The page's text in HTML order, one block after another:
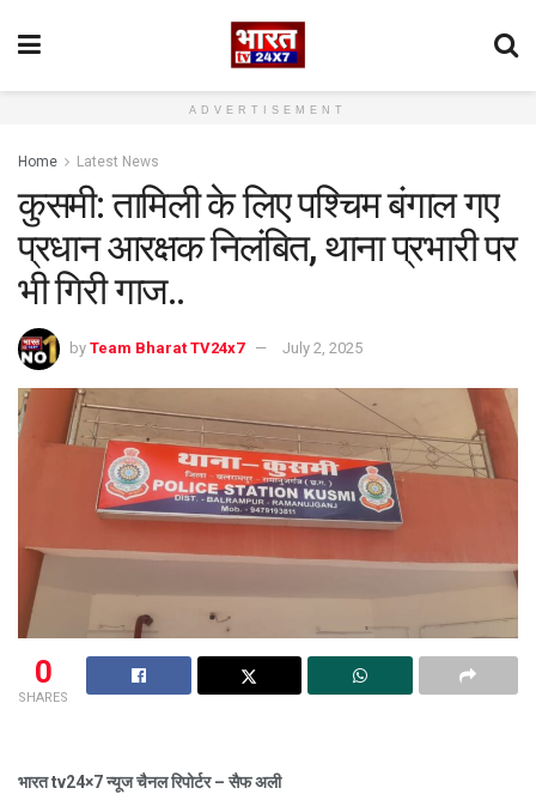
ADVERTISEMENT
Home Latest News
कुसमी: तामिली के लिए पश्चिम बंगाल गए
प्रधान आरक्षक निलंबित, थाना प्रभारी पर
भी गिरी गाज..
by Team Bharat TV24x7 July 2, 2025
0
SHARES
भारत tv24×7 न्यूज चैनल रिपोर्टर – सैफ अली